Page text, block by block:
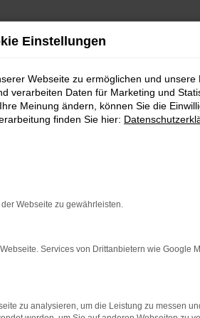
nach
– IHR SEAT
wir Ihnen einen Seat Ibiza
Klassiker. Kennzeichnend
kaufen, profitieren Sie von
Mängel mehr existieren
Einstellungen
Webseite zu ermöglichen und unsere
verarbeiten Daten für Marketing und
Meinung ändern, können Sie die
finden Sie hier:
Webseite zu gewährleisten.
Services von Drittanbietern wie Google
zu analysieren, um die Leistung zu messen